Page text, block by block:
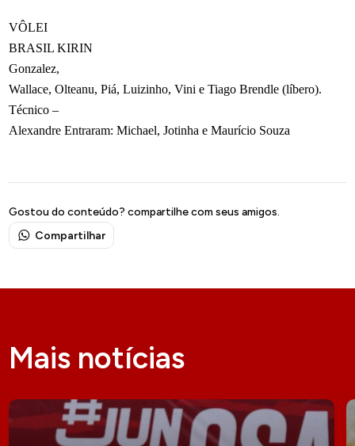
VÔLEI
BRASIL KIRIN
Gonzalez,
Wallace, Olteanu, Piá, Luizinho, Vini e Tiago Brendle (líbero).
Técnico –
Alexandre Entraram: Michael, Jotinha e Maurício Souza
Gostou do conteúdo? compartilhe com seus amigos.
Compartilhar
Mais notícias